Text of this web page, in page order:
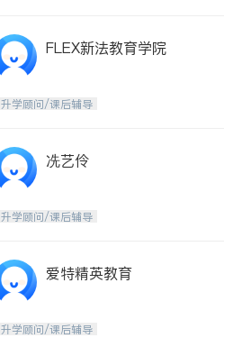
FLEX新法教育学院
升学顾问/课后辅导
冼艺伶
升学顾问/课后辅导
爱特精英教育
升学顾问/课后辅导